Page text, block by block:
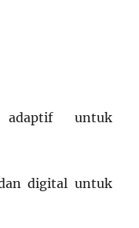
adaptif untuk
digital untuk